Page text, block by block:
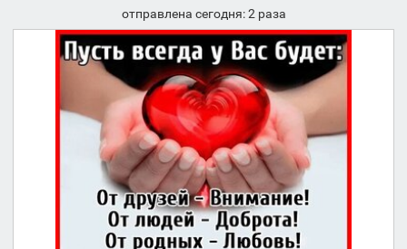
отправлена сегодня: 2 раза